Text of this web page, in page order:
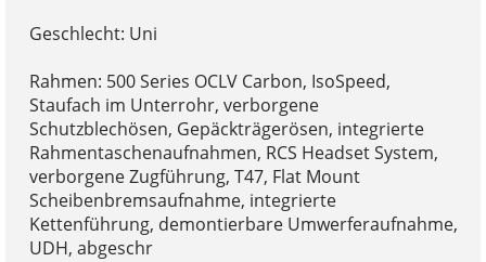
Geschlecht: Uni
Rahmen: 500 Series OCLV Carbon, IsoSpeed,
Staufach im Unterrohr, verborgene
Schutzblechösen, Gepäckträgerösen, integrierte
Rahmentaschenaufnahmen, RCS Headset System,
verborgene Zugführung, T47, Flat Mount
Scheibenbremsaufnahme, integrierte
Kettenführung, demontierbare Umwerferaufnahme,
UDH, abgeschr